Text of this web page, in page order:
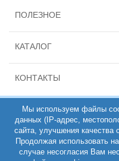
ПОЛЕЗНОЕ
КАТАЛОГ
КОНТАКТЫ
Мы используем файлы
данных (IP-адрес,
сайта, улучшения качества
Продолжая использовать
случае несогласия Вам